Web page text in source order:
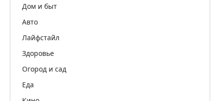
Дом и быт
Авто
Лайфстайл
Здоровье
Огород и сад
Еда